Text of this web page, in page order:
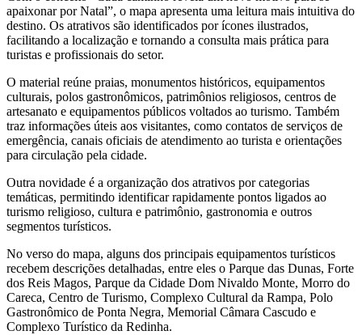
apaixonar por Natal”, o mapa apresenta uma leitura mais intuitiva do
destino. Os atrativos são identificados por ícones ilustrados,
facilitando a localização e tornando a consulta mais prática para
turistas e profissionais do setor.
O material reúne praias, monumentos históricos, equipamentos
culturais, polos gastronômicos, patrimônios religiosos, centros de
artesanato e equipamentos públicos voltados ao turismo. Também
traz informações úteis aos visitantes, como contatos de serviços de
emergência, canais oficiais de atendimento ao turista e orientações
para circulação pela cidade.
Outra novidade é a organização dos atrativos por categorias
temáticas, permitindo identificar rapidamente pontos ligados ao
turismo religioso, cultura e patrimônio, gastronomia e outros
segmentos turísticos.
No verso do mapa, alguns dos principais equipamentos turísticos
recebem descrições detalhadas, entre eles o Parque das Dunas, Forte
dos Reis Magos, Parque da Cidade Dom Nivaldo Monte, Morro do
Careca, Centro de Turismo, Complexo Cultural da Rampa, Polo
Gastronômico de Ponta Negra, Memorial Câmara Cascudo e
Complexo Turístico da Redinha.